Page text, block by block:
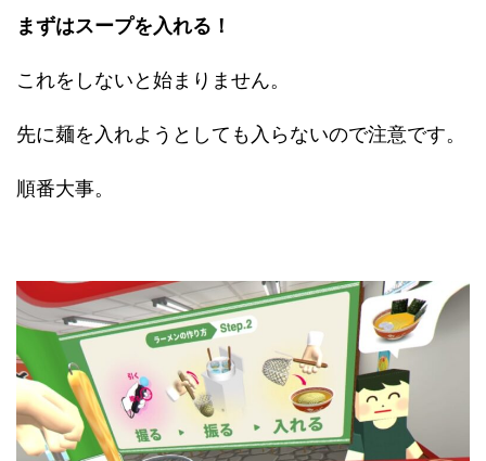
まずはスープを入れる！
これをしないと始まりません。
先に麺を入れようとしても入らないので注意です。
順番大事。